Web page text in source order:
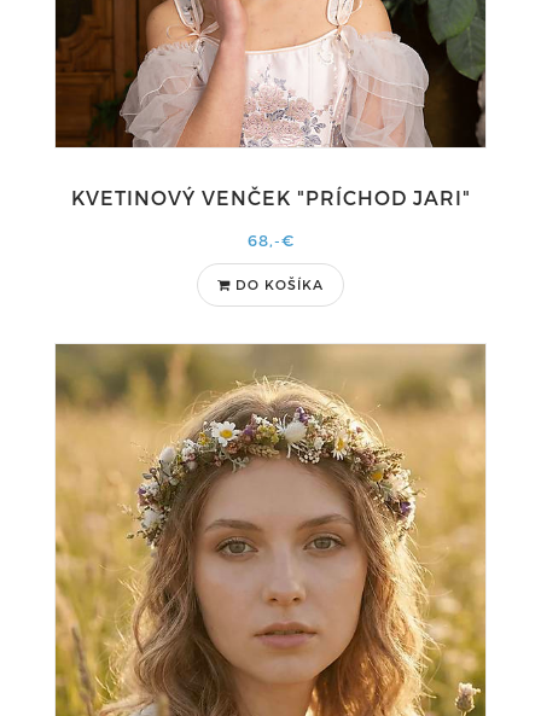
KVETINOVÝ VENČEK "PRÍCHOD JARI"
68,-€
DO KOŠÍKA